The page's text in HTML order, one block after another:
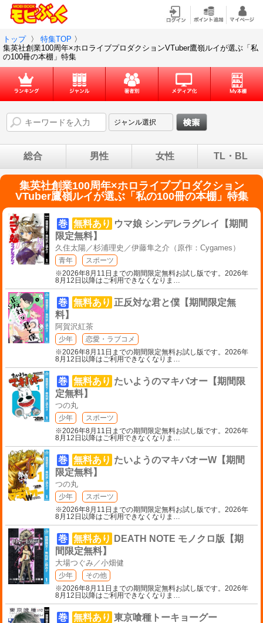
トップ 〉 特集TOP 〉
集英社創業100周年×ホロライブプロダクションVTuber鷹嶺ルイが選ぶ「私
の100冊の本棚」特集
総合 男性 女性 TL・BL
集英社創業100周年×ホロライブプロダクション
VTuber鷹嶺ルイが選ぶ「私の100冊の本棚」特集
巻 無料あり ウマ娘 シンデレラグレイ【期間
限定無料】
久住太陽／杉浦理史／伊藤隼之介（原作：Cygames）
青年
スポーツ
※2026年8月11日までの期間限定無料お試し版です。2026年
8月12日以降はご利用できなくなりま
巻 無料あり 正反対な君と僕【期間限定無
料】
阿賀沢紅茶
少年
恋愛・ラブコメ
※2026年8月11日までの期間限定無料お試し版です。2026年
8月12日以降はご利用できなくなりま
巻 無料あり たいようのマキバオー【期間限
定無料】
つの丸
少年
スポーツ
※2026年8月11日までの期間限定無料お試し版です。2026年
8月12日以降はご利用できなくなりま
巻 無料あり たいようのマキバオーW【期間
限定無料】
つの丸
少年
スポーツ
※2026年8月11日までの期間限定無料お試し版です。2026年
8月12日以降はご利用できなくなりま
巻 無料あり
DEATH NOTE モノクロ版【期
間限定無料】
大場つぐみ／小畑健
少年
その他
※2026年8月11日までの期間限定無料お試し版です。2026年
8月12日以降はご利用できなくなりま
巻 無料あり 東京喰種トーキョーグー